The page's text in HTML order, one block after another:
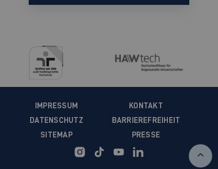
IMPRESSUM
KONTAKT
DATENSCHUTZ
BARRIEREFREIHEIT
SITEMAP
PRESSE